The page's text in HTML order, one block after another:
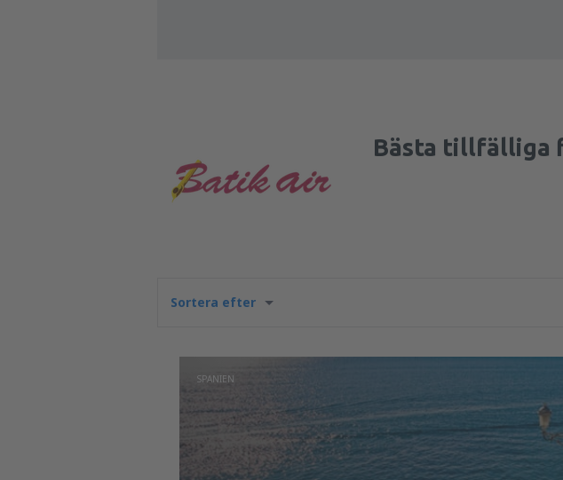
Bästa tillfälliga
Sortera efter
SPANIEN